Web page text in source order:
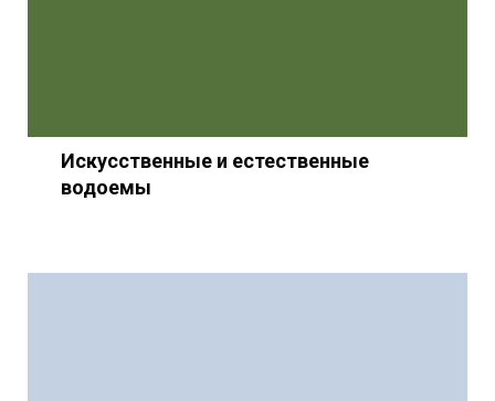
Искусственные и естественные
водоемы